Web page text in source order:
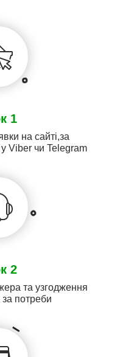
1
на сайті,за
Viber чи Telegram
2
та узгодження
за потреби